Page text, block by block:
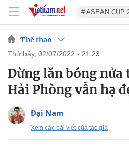
# ASEAN CUP
Thể thao
thứ bảy, 02/07/2022 - 21:23
Dừng lăn bóng nửa
Hải Phòng vẫn hạ
Đại Nam
Xem các bài viết của tác giả